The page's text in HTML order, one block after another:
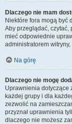
Dlaczego nie mam
Niektóre fora mogą być
Aby przeglądać,
mieć odpowiednie
administratorem
Na górę
Dlaczego nie mogę
Uprawnienia dotyczące
każdej grupy i dla
zezwolić na
przyznał uprawnienia
dlaczego nie możesz